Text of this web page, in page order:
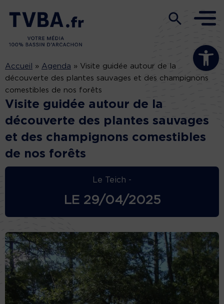
Ouvrir la
Accueil » Agenda » Visite guidée autour de la
découverte des plantes sauvages et des champignons
comestibles de nos forêts
Visite guidée autour de la
découverte des plantes sauvages
et des champignons comestibles
de nos forêts
Le Teich -
LE 29/04/2025